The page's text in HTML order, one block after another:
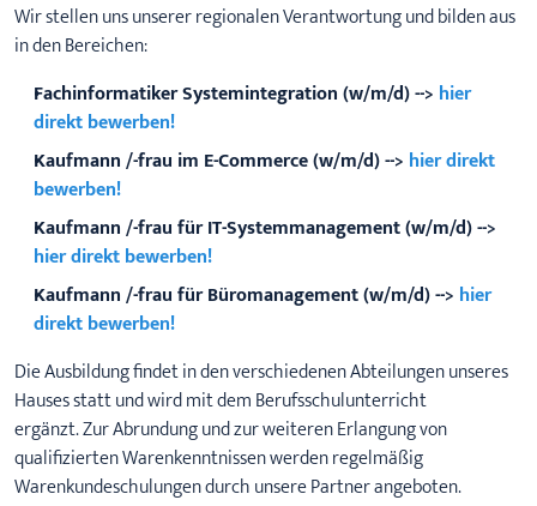
Wir stellen uns unserer regionalen Verantwortung und bilden aus
in den Bereichen:
Fachinformatiker Systemintegration (w/m/d) --> hier
direkt bewerben!
Kaufmann /-frau im E-Commerce (w/m/d) --> hier direkt
bewerben!
Kaufmann /-frau für IT-Systemmanagement (w/m/d) -->
hier direkt bewerben!
Kaufmann /-frau für Büromanagement (w/m/d) --> hier
direkt bewerben!
Die Ausbildung findet in den verschiedenen Abteilungen unseres
Hauses statt und wird mit dem Berufsschulunterricht
ergänzt. Zur Abrundung und zur weiteren Erlangung von
qualifizierten Warenkenntnissen werden regelmäßig
Warenkundeschulungen durch unsere Partner angeboten.